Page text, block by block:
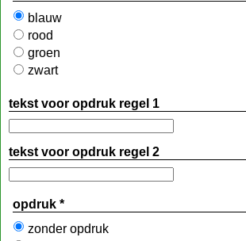
kleur
blauw
rood
groen
tekst voor opdruk regel 1
tekst voor opdruk regel 2
opdruk*
zonder opdruk